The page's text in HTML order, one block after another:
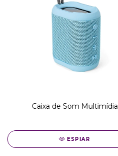
Caixa de Som Multimídia
ESPIAR